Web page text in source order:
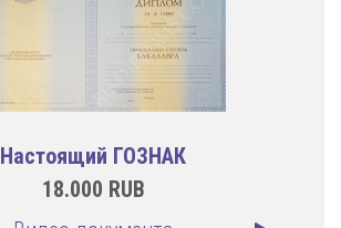
Настоящий ГОЗНАК
18.000 RUB